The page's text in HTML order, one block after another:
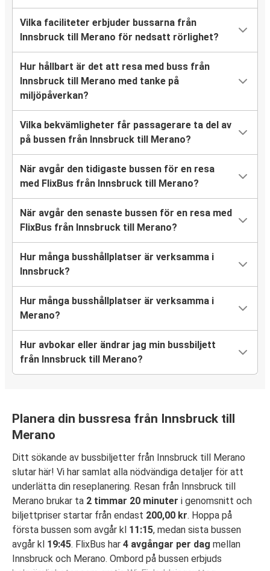
Vilka faciliteter erbjuder bussarna från
Innsbruck till Merano för nedsatt rörlighet?
Hur hållbart är det att resa med buss från
Innsbruck till Merano med tanke på
miljöpåverkan?
Vilka bekvämligheter får passagerare ta del av
på bussen från Innsbruck till Merano?
När avgår den tidigaste bussen för en resa
med FlixBus från Innsbruck till Merano?
När avgår den senaste bussen för en resa med
FlixBus från Innsbruck till Merano?
Hur många busshållplatser är verksamma i
Innsbruck?
Hur många busshållplatser är verksamma i
Merano?
Hur avbokar eller ändrar jag min bussbiljett
från Innsbruck till Merano?
Planera din bussresa från Innsbruck till
Merano
Ditt sökande av bussbiljetter från Innsbruck till Merano
slutar här! Vi har samlat alla nödvändiga detaljer för att
underlätta din reseplanering. Resan från Innsbruck till
Merano brukar ta 2 timmar 20 minuter i genomsnitt och
biljettpriser startar från endast 200,00 kr. Hoppa på
första bussen som avgår kl 11:15, medan sista bussen
avgår kl 19:45. FlixBus har 4 avgångar per dag mellan
Innsbruck och Merano. Ombord på bussen erbjuds